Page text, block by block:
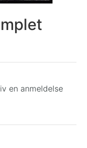
en anmeldelse